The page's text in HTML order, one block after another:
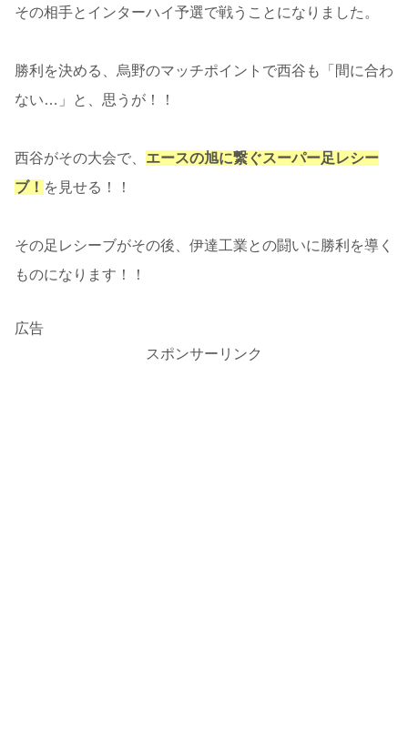
その相手とインターハイ予選で戦うことになりました。
勝利を決める、烏野のマッチポイントで西谷も「間に合わ
ない…」と、思うが！！
西谷がその大会で、 エースの旭に繋ぐスーパー足レシー
ブ！ を見せる！！
その足レシーブがその後、伊達工業との闘いに勝利を導く
ものになります！！
広告
スポンサーリンク